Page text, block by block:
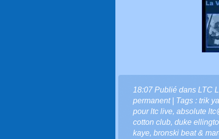
18:07 Publié dans LTC
permanent| Tags : trik
pour ltc live, absolute
cotton club, duke
kaye, bronski beat &